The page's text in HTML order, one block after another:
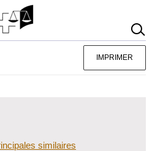
IMPRIMER
similaires